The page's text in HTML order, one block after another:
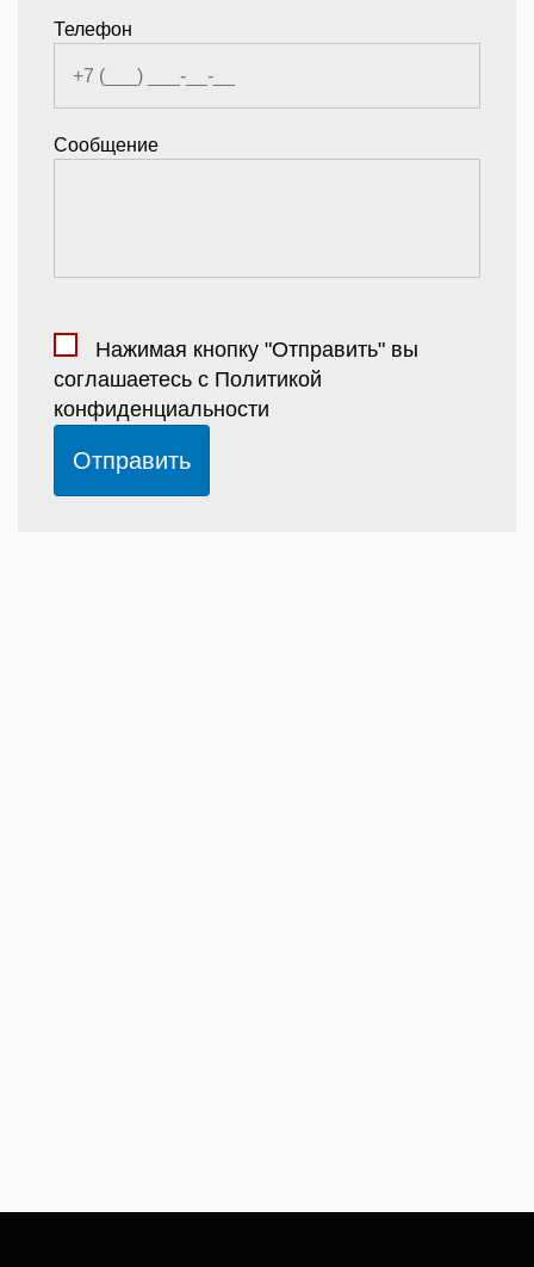
Телефон
Сообщение
Нажимая кнопку "Отправить" вы
соглашаетесь с Политикой
конфиденциальности